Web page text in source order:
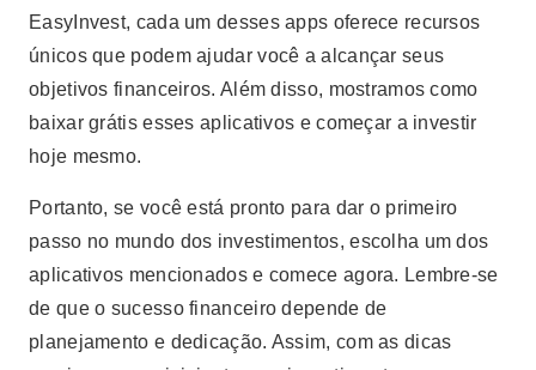
EasyInvest, cada um desses apps oferece recursos
únicos que podem ajudar você a alcançar seus
objetivos financeiros. Além disso, mostramos como
baixar grátis esses aplicativos e começar a investir
hoje mesmo.
Portanto, se você está pronto para dar o primeiro
passo no mundo dos investimentos, escolha um dos
aplicativos mencionados e comece agora. Lembre-se
de que o sucesso financeiro depende de
planejamento e dedicação. Assim, com as dicas